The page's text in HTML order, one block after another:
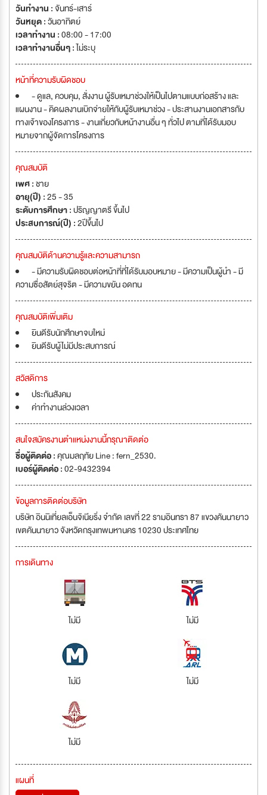
วันทำงาน :จันทร์-เสาร์
วันหยุด :วันอาทิตย์
เวลาทำงาน :08:00 - 17:00
เวลาทำงานอื่นๆ :ไม่ระบุ
หน้าที่ความรับผิดชอบ
- ดูแล, ควบคุม, สั่งงาน ผู้รับเหมาช่วงให้เป็นไปตามแบบก่อสร้าง และ
แผนงาน - คิดผลงานเบิกจ่ายให้กับผู้รับเหมาช่วง - ประสานงานเอกสารกับ
ทางเจ้าของโครงการ - งานเกี่ยวกับหน้างานอื่น ๆ ทั่วไป ตามที่ได้รับมอบ
หมายจากผู้จัดการโครงการ
คุณสมบัติ
เพศ :ชาย
อายุ(ปี) :25 - 35
ระดับการศึกษา :ปริญญาตรี ขึ้นไป
ประสบการณ์(ปี) :2ปีขึ้นไป
คุณสมบัติด้านความรู้และความสามารถ
- มีความรับผิดชอบต่อหน้าที่ที่ได้รับมอบหมาย - มีความเป็นผู้นำ - มี
ความซื่อสัตย์สุจริต - มีความขยัน อดทน
คุณสมบัติเพิ่มเติม
ยินดีรับนักศึกษาจบใหม่
ยินดีรับผู้ไม่มีประสบการณ์
สวัสดิการ
ประกันสังคม
ค่าทำงานล่วงเวลา
สนใจสมัครงานตำแหน่งงานนี้กรุณาติดต่อ
ชื่อผู้ติดต่อ :คุณมลฤทัย Line : fern_2530.
เบอร์ผู้ติดต่อ :02-9432394
ข้อมูลการติดต่อบริษัท
บริษัท อินนิเที่ยลเอ็นจิเนียริ่ง จำกัด เลขที่ 22 รามอินทรา 87 แขวงคันนายาว
เขตคันนายาว จังหวัดกรุงเทพมหานคร 10230 ประเทศไทย
การเดินทาง
ไม่มี ไม่มี
ไม่มี ไม่มี
ไม่มี
แผนที่